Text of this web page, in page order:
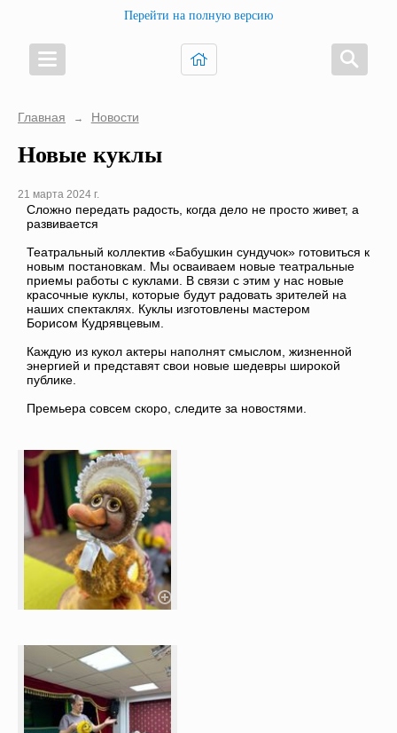
Перейти на полную версию
Главная → Новости
Новые куклы
21 марта 2024 г.
Сложно передать радость, когда дело не просто живет, а
развивается
Театральный коллектив «Бабушкин сундучок» готовиться к
новым постановкам. Мы осваиваем новые театральные
приемы работы с куклами. В связи с этим у нас новые
красочные куклы, которые будут радовать зрителей на
наших спектаклях. Куклы изготовлены мастером
Борисом Кудрявцевым.
Каждую из кукол актеры наполнят смыслом, жизненной
энергией и представят свои новые шедевры широкой
публике.
Премьера совсем скоро, следите за новостями.